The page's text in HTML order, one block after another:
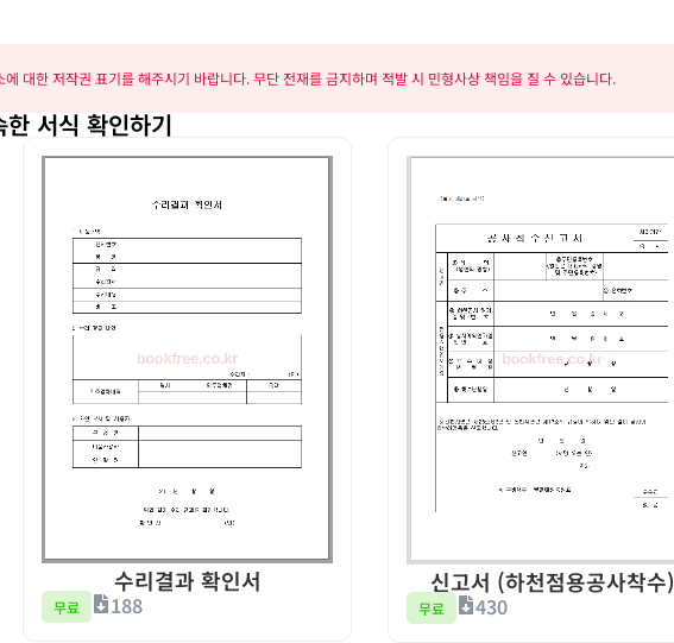
대한 저작권 표기를 해주시기 바랍니다. 무단 전재를 금지하며 적발 시 민형사상 책임을 질 수 있습니다.
서식 확인하기
수리결과 확인서
무료 188
신고서 (하천점용공사착수)
무료 430